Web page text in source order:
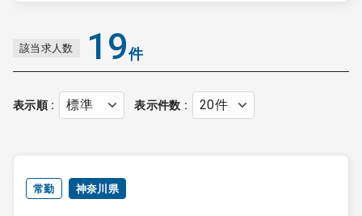
0120-337-613
クリニック開業
採用をお考えの医療機関の方
該当求人数 19件
表示順 表示件数
常勤 神奈川県